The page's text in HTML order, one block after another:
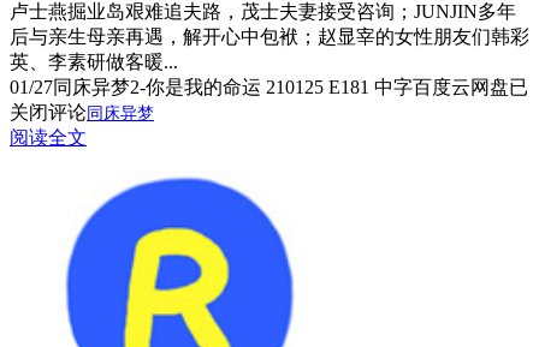
卢士燕掘业岛艰难追夫路，茂士夫妻接受咨询；JUNJIN多年
后与亲生母亲再遇，解开心中包袱；赵显宰的女性朋友们韩彩
英、李素研做客暖...
01/27同床异梦2-你是我的命运 210125 E181 中字百度云网盘已
关闭评论 同床异梦
阅读全文